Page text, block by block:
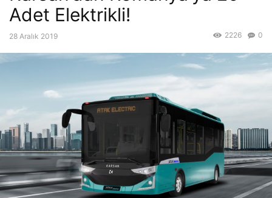
Adet Elektrikli!
28 Aralık 2019 0
2226